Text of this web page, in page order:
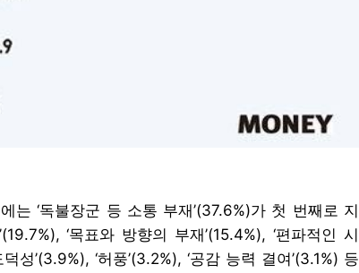
는 ‘독불장군 등 소통 부재’(37.6%)가 첫 번째로 지
‘목표와 방향의 부재’(15.4%), ‘편파적인 시
성’(3.9%), ‘허풍’(3.2%), ‘공감 능력 결여’(3.1%) 등